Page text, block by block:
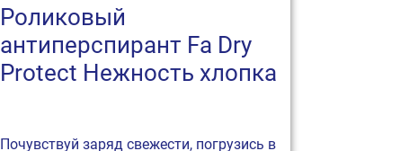
Роликовый
антиперспирант Fa Dry
Protect Нежность хлопка
Почувствуй заряд свежести, погрузись в